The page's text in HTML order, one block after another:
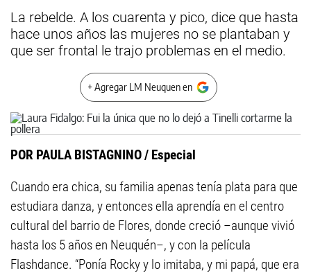
La rebelde. A los cuarenta y pico, dice que hasta
hace unos años las mujeres no se plantaban y
que ser frontal le trajo problemas en el medio.
+ Agregar LM Neuquen en
POR PAULA BISTAGNINO / Especial
Cuando era chica, su familia apenas tenía plata para que
estudiara danza, y entonces ella aprendía en el centro
cultural del barrio de Flores, donde creció –aunque vivió
hasta los 5 años en Neuquén–, y con la película
Flashdance. “Ponía Rocky y lo imitaba, y mi papá, que era